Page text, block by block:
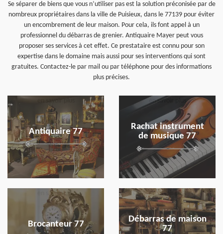
Se séparer de biens que vous n’utiliser pas est la solution préconisée par de
nombreux propriétaires dans la ville de Puisieux, dans le 77139 pour éviter
un encombrement de leur maison. Pour cela, ils font appel à un
professionnel du débarras de grenier. Antiquaire Mayer peut vous
proposer ses services à cet effet. Ce prestataire est connu pour son
expertise dans le domaine mais aussi pour ses interventions qui sont
gratuites. Contactez-le par mail ou par téléphone pour des informations
plus précises.
Antiquaire 77
en savoir plus
Rachat instrument
de musique 77
en savoir plus
Brocanteur 77
en savoir plus
Débarras de maison
77
en savoir plus